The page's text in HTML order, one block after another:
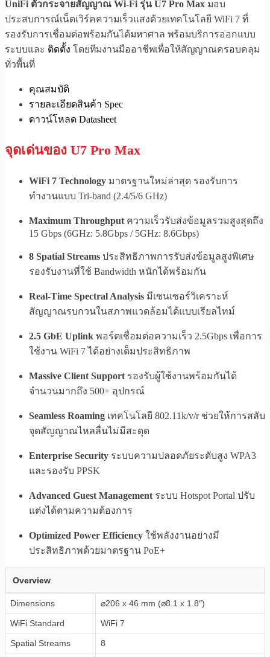
UniFi ตัวกระจายสัญญาณ Wi-Fi รุ่น U7 Pro Max มอบ
ประสบการณ์เน็ตเวิร์คความเร็วแสงด้วยเทคโนโลยี WiFi 7 ที่
รองรับการเชื่อมต่อพร้อมกันได้มหาศาล พร้อมบริการออกแบบ
ระบบและ ติดตั้ง โดยทีมงานมืออาชีพเพื่อให้สัญญาณครอบคลุม
ทั่วพื้นที่
คุณสมบัติ
รายละเอียดสินค้า Spec
ดาวน์โหลด Datasheet
จุดเด่นของ U7 Pro Max
WiFi 7 Technology มาตรฐานใหม่ล่าสุด รองรับการ
ทำงานแบบ Tri-band (2.4/5/6 GHz)
Maximum Throughput ความเร็วรับส่งข้อมูลรวมสูงสุดถึง
15 Gbps (6GHz: 5.8Gbps / 5GHz: 8.6Gbps)
8 Spatial Streams ประสิทธิภาพการรับส่งข้อมูลสูงพิเศษ
รองรับงานที่ใช้ Bandwidth หนักได้พร้อมกัน
Real-Time Spectral Analysis มีเซนเซอร์วิเคราะห์
สัญญาณรบกวนในสภาพแวดล้อมได้แบบเรียลไทม์
2.5 GbE Uplink พอร์ตเชื่อมต่อความเร็ว 2.5Gbps เพื่อการ
ใช้งาน WiFi 7 ได้อย่างเต็มประสิทธิภาพ
Massive Client Support รองรับผู้ใช้งานพร้อมกันได้
จำนวนมากถึง 500+ อุปกรณ์
Seamless Roaming เทคโนโลยี 802.11k/v/r ช่วยให้การสลับ
จุดสัญญาณไหลลื่นไม่มีสะดุด
Enterprise Security ระบบความปลอดภัยระดับสูง WPA3
และรองรับ PPSK
Advanced Guest Management ระบบ Hotspot Portal ปรับ
แต่งได้ตามความต้องการ
Optimized Power Efficiency ใช้พลังงานอย่างมี
ประสิทธิภาพด้วยมาตรฐาน PoE+
Overview
Dimensions ⌀206 x 46 mm (⌀8.1 x 1.8″)
WiFi Standard WiFi 7
Spatial Streams 8